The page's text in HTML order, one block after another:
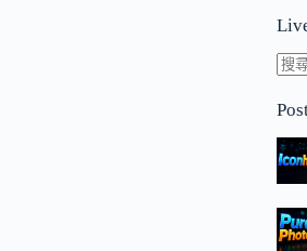
不
到
符
條
件